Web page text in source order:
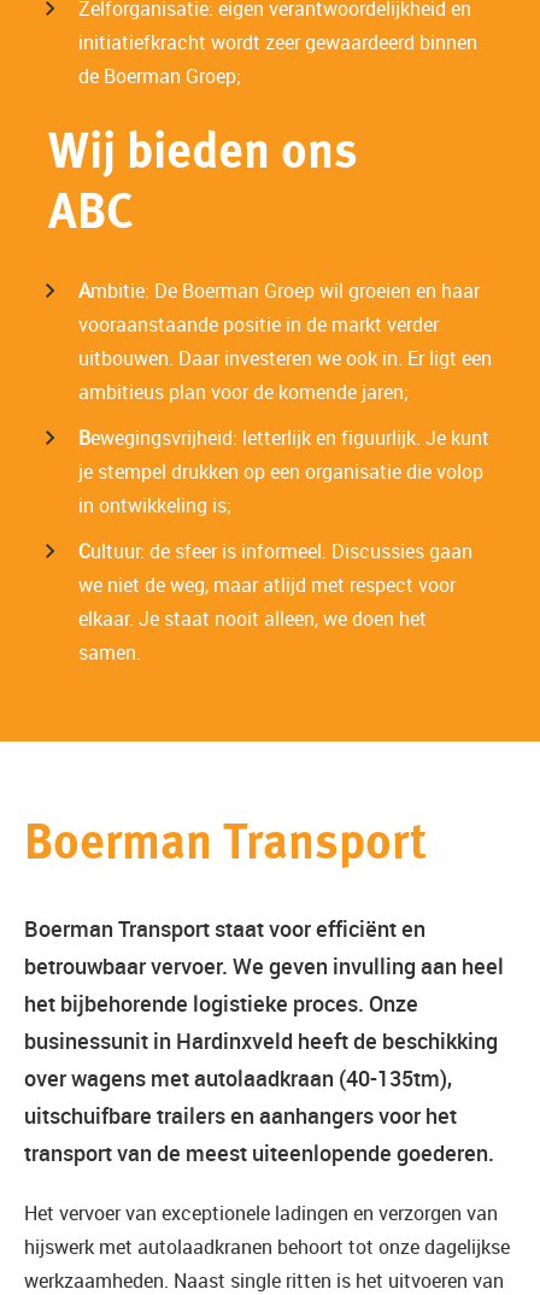
Zelforganisatie: eigen verantwoordelijkheid en
initiatiefkracht wordt zeer gewaardeerd binnen
de Boerman Groep;
Wij bieden ons
ABC
Ambitie: De Boerman Groep wil groeien en haar
vooraanstaande positie in de markt verder
uitbouwen. Daar investeren we ook in. Er ligt een
ambitieus plan voor de komende jaren;
Bewegingsvrijheid: letterlijk en figuurlijk. Je kunt
je stempel drukken op een organisatie die volop
in ontwikkeling is;
Cultuur: de sfeer is informeel. Discussies gaan
we niet de weg, maar atlijd met respect voor
elkaar. Je staat nooit alleen, we doen het
samen.
Boerman Transport
Boerman Transport staat voor efficiënt en
betrouwbaar vervoer. We geven invulling aan heel
het bijbehorende logistieke proces. Onze
businessunit in Hardinxveld heeft de beschikking
over wagens met autolaadkraan (40-135tm),
uitschuifbare trailers en aanhangers voor het
transport van de meest uiteenlopende goederen.
Het vervoer van exceptionele ladingen en verzorgen van
hijswerk met autolaadkranen behoort tot onze dagelijkse
werkzaamheden. Naast single ritten is het uitvoeren van